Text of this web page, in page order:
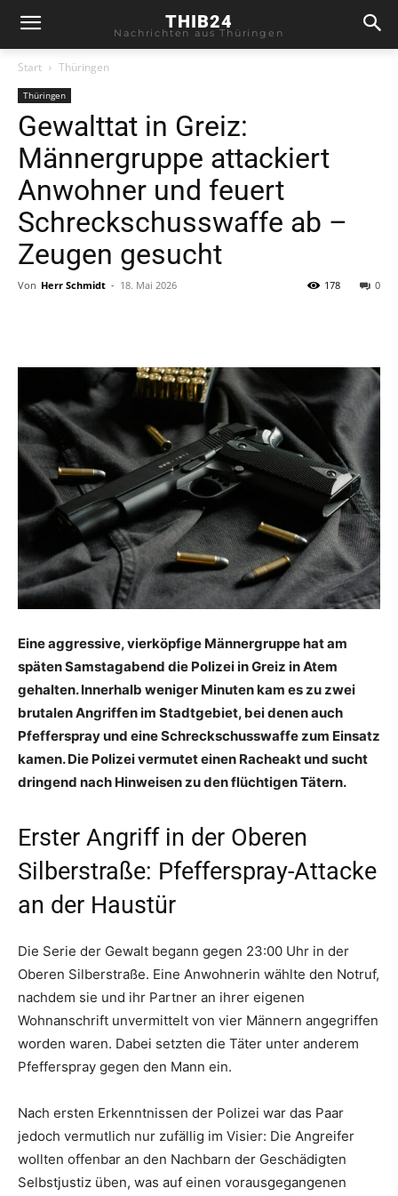
THIB24
Nachrichten aus Thüringen
Start Thüringen
Thüringen
Gewalttat in Greiz:
Männergruppe attackiert
Anwohner und feuert
Schreckschusswaffe ab –
Zeugen gesucht
Von Herr Schmidt - 18. Mai 2026 0
178
Eine aggressive, vierköpfige Männergruppe hat am
späten Samstagabend die Polizei in Greiz in Atem
gehalten. Innerhalb weniger Minuten kam es zu zwei
brutalen Angriffen im Stadtgebiet, bei denen auch
Pfefferspray und eine Schreckschusswaffe zum Einsatz
kamen. Die Polizei vermutet einen Racheakt und sucht
dringend nach Hinweisen zu den flüchtigen Tätern.
Erster Angriff in der Oberen
Silberstraße: Pfefferspray-Attacke
an der Haustür
Die Serie der Gewalt begann gegen 23:00 Uhr in der
Oberen Silberstraße. Eine Anwohnerin wählte den Notruf,
nachdem sie und ihr Partner an ihrer eigenen
Wohnanschrift unvermittelt von vier Männern angegriffen
worden waren. Dabei setzten die Täter unter anderem
Pfefferspray gegen den Mann ein.
Nach ersten Erkenntnissen der Polizei war das Paar
jedoch vermutlich nur zufällig im Visier: Die Angreifer
wollten offenbar an den Nachbarn der Geschädigten
Selbstjustiz üben, was auf einen vorausgegangenen